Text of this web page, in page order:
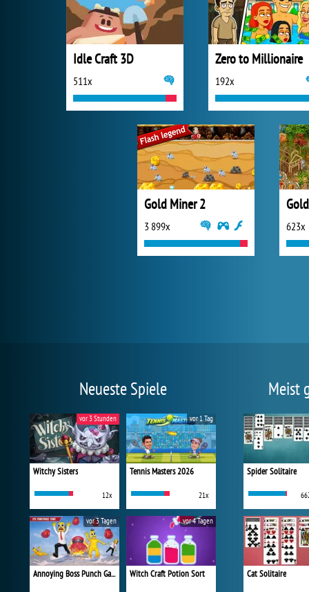
Idle Craft 3D
511x
Zero to Millionaire
192x
Gold Miner 2
3 899x 623x
Neueste Spiele
Witchy Sisters
12x
vor 3 Stunden
Tennis Masters 2026
21x
vor 1 Tag
Annoying Boss Punch Game
vor 3 Tagen
Witch Craft Potion Sort
vor 4 Tagen
Meist
Spider Solitaire
Cat Solitaire